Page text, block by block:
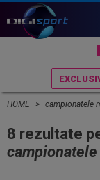
HOME campionatele
8 rezultate